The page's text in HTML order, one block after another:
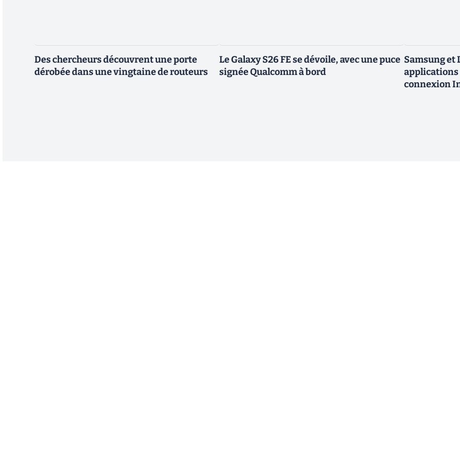
Des chercheurs découvrent une porte
dérobée dans une vingtaine de routeurs
Le Galaxy S26 FE se dévoile, avec une puce
signée Qualcomm à bord
Samsung et
applications
connexion